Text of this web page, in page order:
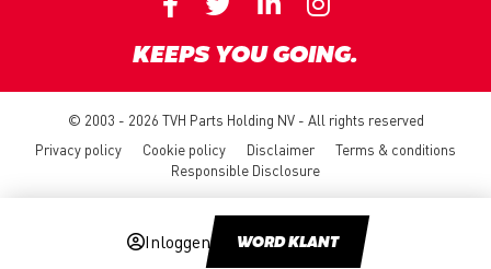
Inloggen WORD KLANT
KEEPS YOU GOING.
© 2003 - 2026 TVH Parts Holding NV - All rights reserved
Privacy policy
Cookie policy Disclaimer
Terms & conditions
Responsible Disclosure